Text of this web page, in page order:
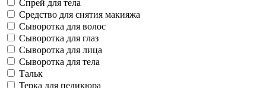
Спрей для тела
Средство для снятия макияжа
Сыворотка для волос
Сыворотка для глаз
Сыворотка для лица
Сыворотка для тела
Тальк
Терка для педикюра